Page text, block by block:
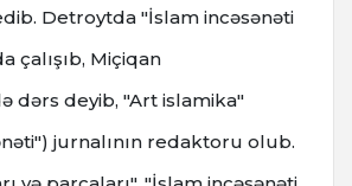
Detroytda "İslam incəsənəti
çalışıb, Miçiqan
dərs deyib, "Art islamika"
jurnalının redaktoru olub.